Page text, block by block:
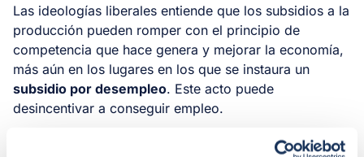
Las ideologías liberales entiende que los subsidios a la
producción pueden romper con el principio de
competencia que hace genera y mejorar la economía,
más aún en los lugares en los que se instaura un
subsidio por desempleo. Este acto puede
desincentivar a conseguir empleo.